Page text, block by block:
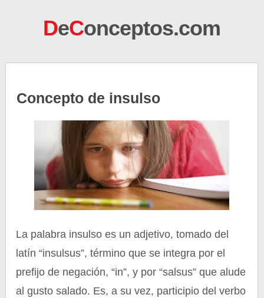
DeConceptos.com
Concepto de insulso
La palabra insulso es un adjetivo, tomado del
latín “insulsus”, término que se integra por el
prefijo de negación, “in”, y por “salsus” que alude
al gusto salado. Es, a su vez, participio del verbo